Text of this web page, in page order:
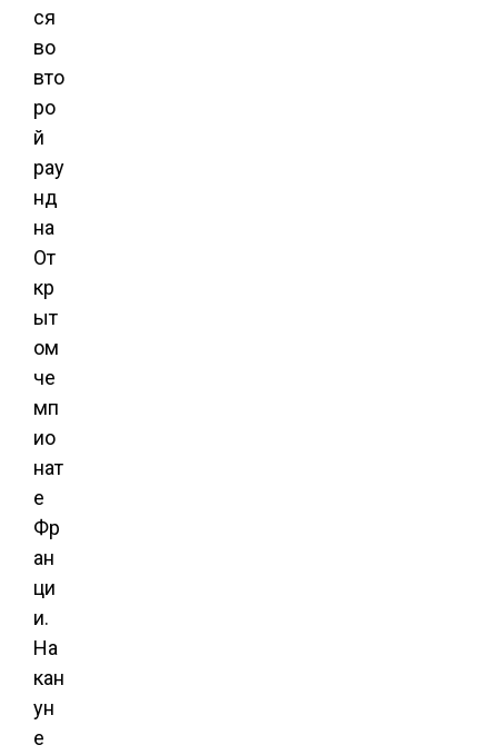
ся
во
вто
ро
й
рау
нд
на
От
кр
ыт
ом
че
мп
ио
нат
е
Фр
ан
ци
и.
На
кан
ун
е